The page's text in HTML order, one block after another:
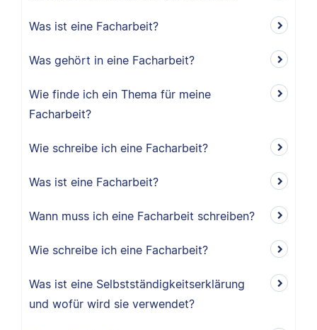
Was ist eine Facharbeit?
Was gehört in eine Facharbeit?
Wie finde ich ein Thema für meine
Facharbeit?
Wie schreibe ich eine Facharbeit?
Was ist eine Facharbeit?
Wann muss ich eine Facharbeit schreiben?
Wie schreibe ich eine Facharbeit?
Was ist eine Selbstständigkeitserklärung
und wofür wird sie verwendet?